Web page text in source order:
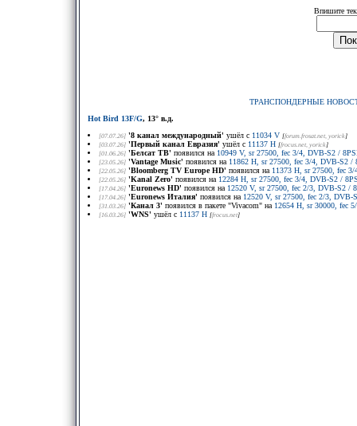
Впишите
ТРАНСПОНДЕРНЫЕ
Hot Bird 13F/G, 13° в.д.
[07.07.26] '8 канал международный' ушёл с 11034 V [forum.frosat.net, yorick]
[03.07.26] 'Первый канал Евразия' ушёл с 11137 H [frocus.net, yorick]
[01.06.26] 'Белсат ТВ' появился на 10949 V, sr 27500, fec 3/4, DVB-S2 /
[23.05.26] 'Vantage Music' появился на 11862 H, sr 27500, fec 3/4, DVB-S2
[22.05.26] 'Bloomberg TV Europe HD' появился на 11373 H, sr 27500, fec
[22.05.26] 'Kanal Zero' появился на 12284 H, sr 27500, fec 3/4, DVB-S2 /
[17.04.26] 'Euronews HD' появился на 12520 V, sr 27500, fec 2/3, DVB-S2 /
[17.04.26] 'Euronews Италия' появился на 12520 V, sr 27500, fec 2/3,
[31.03.26] 'Канал 3' появился в пакете "Vivacom" на 12654 H, sr 30000, fec
[16.03.26] 'WNS' ушёл с 11137 H [frocus.net]